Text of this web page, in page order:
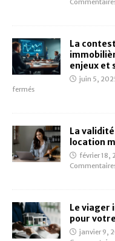
La
enjeux et
juin 5,
fermés
La
location
février 18,
Le viager
pour
janvier 9,